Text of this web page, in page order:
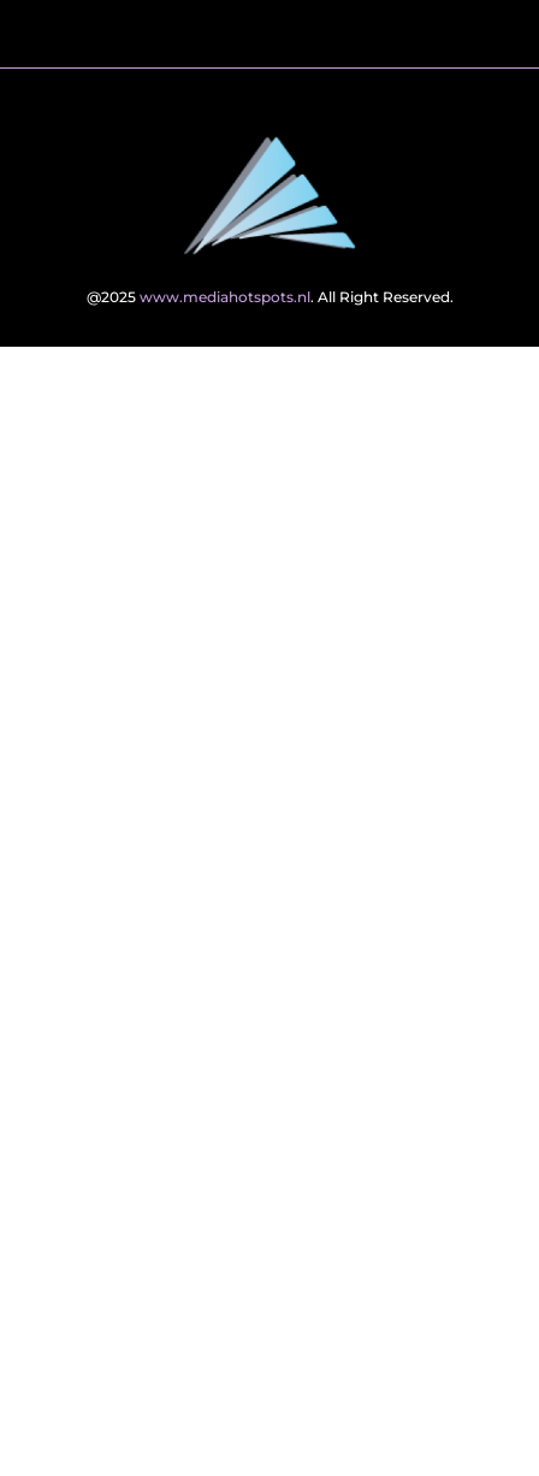
@2025 www.mediahotspots.nl. All Right Reserved.